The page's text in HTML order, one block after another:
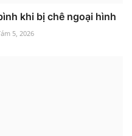
khi bị chê ngoại hình
5, 2026